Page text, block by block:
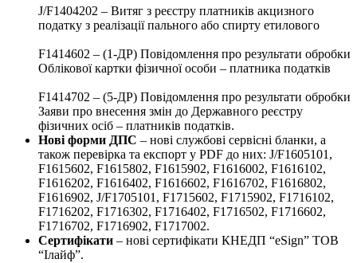
J/F1404202 – Витяг з реєстру платників акцизного
податку з реалізації пального або спирту етилового
F1414602 – (1-ДР) Повідомлення про результати обробки
Облікової картки фізичної особи – платника податків
F1414702 – (5-ДР) Повідомлення про результати обробки
Заяви про внесення змін до Державного реєстру
фізичних осіб – платників податків.
Нові форми ДПС – нові службові сервісні бланки, а
також перевірка та експорт у PDF до них: J/F1605101,
F1615602, F1615802, F1615902, F1616002, F1616102,
F1616202, F1616402, F1616602, F1616702, F1616802,
F1616902, J/F1705101, F1715602, F1715902, F1716102,
F1716202, F1716302, F1716402, F1716502, F1716602,
F1716702, F1716902, F1717002.
Сертифікати – нові сертифікати КНЕДП “eSign” ТОВ
“Ілайф”.